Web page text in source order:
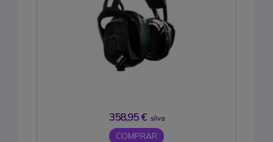
358,95 € s/iva
COMPRAR